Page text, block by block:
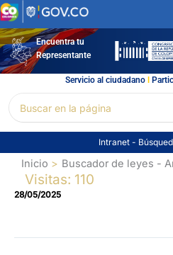
Ir
al
contenidoEncuentra tu
Representante
Servicio al ciudadano l
por:
Intranet -
Inicio Buscador de leyes -
Visitas: 110
28/05/2025